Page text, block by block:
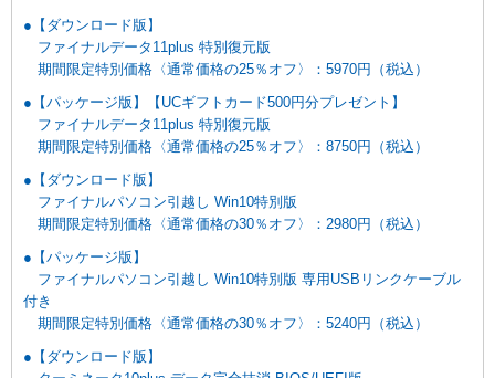
●【ダウンロード版】
ファイナルデータ11plus 特別復元版
期間限定特別価格〈通常価格の25％オフ〉：5970円（税込）
●【パッケージ版】【UCギフトカード500円分プレゼント】
ファイナルデータ11plus 特別復元版
期間限定特別価格〈通常価格の25％オフ〉：8750円（税込）
●【ダウンロード版】
ファイナルパソコン引越し Win10特別版
期間限定特別価格〈通常価格の30％オフ〉：2980円（税込）
●【パッケージ版】
ファイナルパソコン引越し Win10特別版 専用USBリンクケーブル
付き
期間限定特別価格〈通常価格の30％オフ〉：5240円（税込）
●【ダウンロード版】